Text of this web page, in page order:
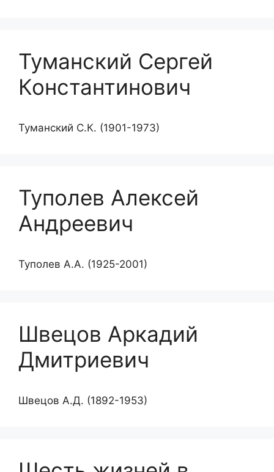
Туманский Сергей
Константинович
Туманский С.К. (1901-1973)
Туполев Алексей
Андреевич
Туполев А.А. (1925-2001)
Швецов Аркадий
Дмитриевич
Швецов А.Д. (1892-1953)